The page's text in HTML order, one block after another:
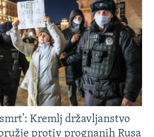
Kremlj državljanstvo
protiv prognanih Rusa